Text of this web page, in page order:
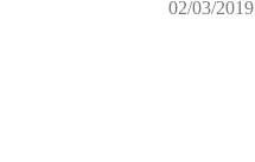
02/03/2019